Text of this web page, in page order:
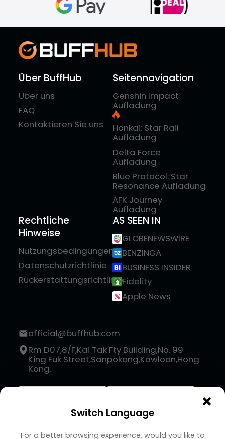
Über BuffHub
Über uns
FAQ
Kontaktieren Sie uns
Seitennavigation
Genshin Impact
Aufladung
Honkai: Star Rail
Aufladung
Delta Force
Aufladung
Blue Protocol: Star
Resonance Aufladung
AFK Journey
Aufladung
Rechtliche
Hinweise
Nutzungsbedingungen
Datenschutzrichtlinie
Rückerstattungsrichtlinie
AS SEEN IN
GLOBENEWSWIRE
BENZINGA
BUSINESS INSIDER
Fidelity
Apple News
official@buffhub.com
Rm D07,8/F,Kai Tak Fty Building,No. 99
King Fuk Street,Sanpokong,Kowloon,Hong
Kong.
Switch Language ×
For a better browsing experience, would you like to